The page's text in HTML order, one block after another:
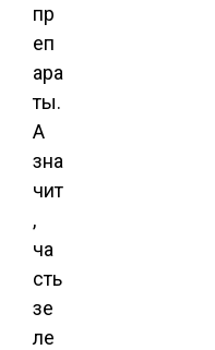
пр
еп
ара
ты.
А
зна
чит
,
ча
сть
зе
ле